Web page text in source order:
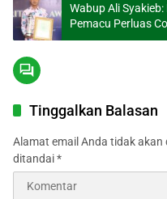
Wabup Ali
Pemacu Perluas
Tinggalkan Balasan
Alamat email Anda tidak akan
ditandai*